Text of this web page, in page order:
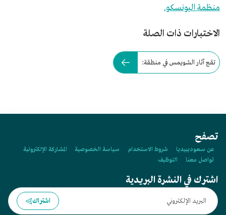
منظمة اليونسكو.
الاختبارات ذات الصلة
تقع آثار الشويمس في منطقة:
تصفح
عن سعوديبيديا شروط الاستخدام سياسة الخصوصية
المشاركة الإلكترونية
تواصل معنا
التوظيف
اشترك في النشرة البريدية
اشتراك